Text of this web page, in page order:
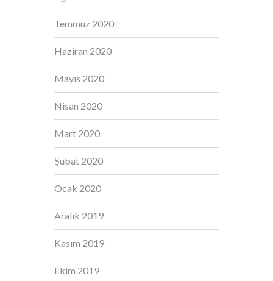
Temmuz 2020
Haziran 2020
Mayıs 2020
Nisan 2020
Mart 2020
Şubat 2020
Ocak 2020
Aralık 2019
Kasım 2019
Ekim 2019